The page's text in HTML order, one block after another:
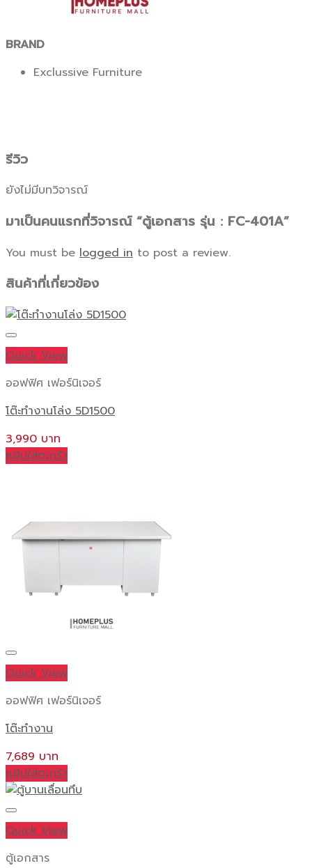
BRAND
Exclussive Furniture
รีวิว
ยังไม่มีบทวิจารณ์
มาเป็นคนแรกที่วิจารณ์ “ตู้เอกสาร รุ่น : FC-401A”
You must be logged in to post a review.
สินค้าที่เกี่ยวข้อง
Quick View
ออฟฟิศ เฟอร์นิเจอร์
โต๊ะทำงานโล่ง 5D1500
3,990
หยิบใส่ตะกร้า
Quick View
ออฟฟิศ เฟอร์นิเจอร์
โต๊ะทำงาน
7,689
หยิบใส่ตะกร้า
Quick View
ตู้เอกสาร